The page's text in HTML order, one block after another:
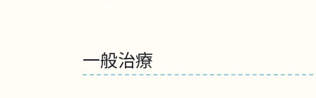
一般治療